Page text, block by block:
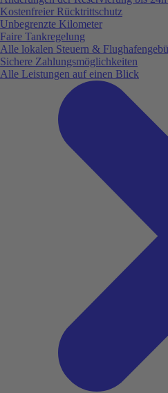
Kostenfreier Rücktrittschutz
Unbegrenzte Kilometer
Faire Tankregelung
Alle lokalen Steuern &
Sichere Zahlungsmöglichkeiten
Alle Leistungen auf einen Blick